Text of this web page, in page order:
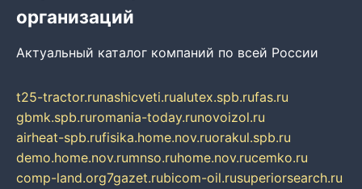
организаций
Актуальный каталог компаний по всей России
t25-tractor.runashicveti.rualutex.spb.rufas.ru
gbmk.spb.ruromania-today.runovoizol.ru
airheat-spb.rufisika.home.nov.ruorakul.spb.ru
demo.home.nov.rumnso.ruhome.nov.rucemko.ru
comp-land.org7gazet.rubicom-oil.rusuperiorsearch.ru